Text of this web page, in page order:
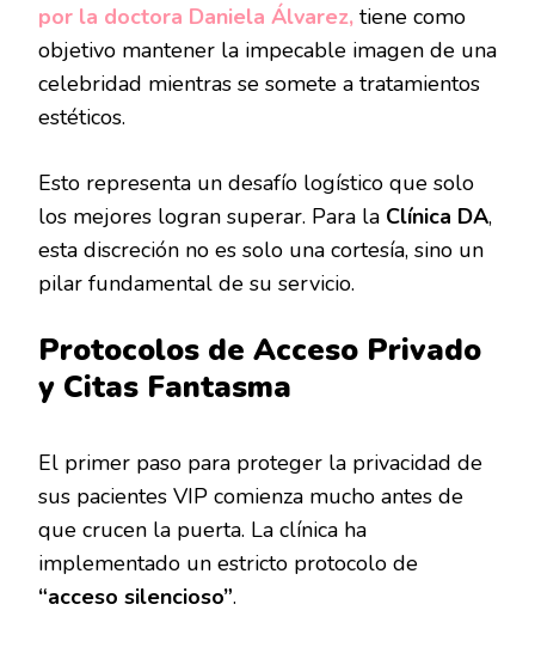
por la doctora Daniela Álvarez, tiene como
objetivo mantener la impecable imagen de una
celebridad mientras se somete a tratamientos
estéticos.
Esto representa un desafío logístico que solo
los mejores logran superar. Para la Clínica DA,
esta discreción no es solo una cortesía, sino un
pilar fundamental de su servicio.
Protocolos de Acceso Privado
y Citas Fantasma
El primer paso para proteger la privacidad de
sus pacientes VIP comienza mucho antes de
que crucen la puerta. La clínica ha
implementado un estricto protocolo de
“acceso silencioso”.